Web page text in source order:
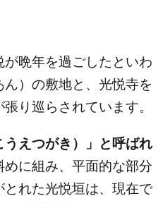
晩年を過ごしたといわ
）の敷地と、光悦寺を
り巡らされています。
うえつがき）」と呼ばれ
めに組み、平面的な部分
とれた光悦垣は、現在で